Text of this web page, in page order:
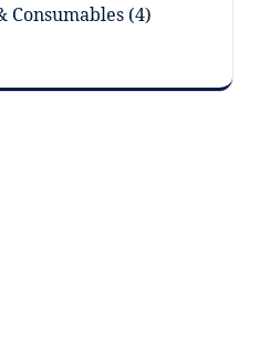
Consumables 4